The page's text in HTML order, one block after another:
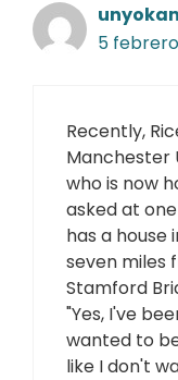
5 febrero
Recently,
Manchester
who is now
asked at
has a house
seven miles
Stamford
"Yes, I've
wanted to
like I don't